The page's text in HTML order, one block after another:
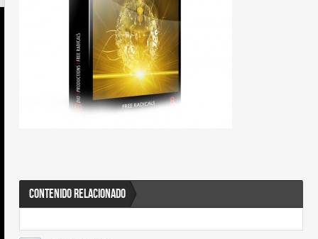
CONTENIDO RELACIONADO